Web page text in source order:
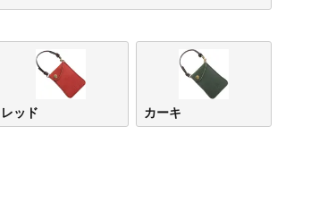
レッド カーキ